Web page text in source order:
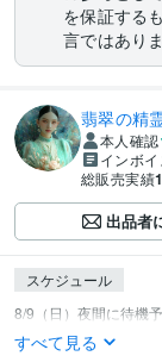
を保証する
言ではあり
翡翠の精
本人確認
インボ
総販売実績
出品者
スケジュール
すべて見る